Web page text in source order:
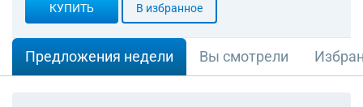
КУПИТЬ В избранное
Предложения недели Вы смотрели